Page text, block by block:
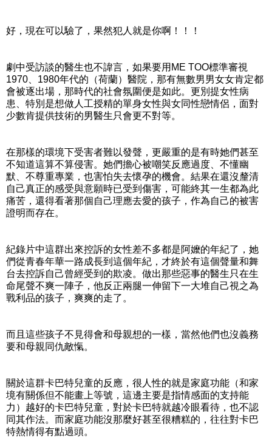
好，現在可以驗了，果然犯人就是你啊！！！
劇中受訪談的醫生也不諱言，如果要用ME TOO標準審視
1970、1980年代的（荷蘭）醫院，那有無數男男女女肯定都
會被逐出場，那時代的社會氛圍便是如此。更別提女性病
患、特別是想做人工授精的單身女性與女同性戀情侶，面對
少數肯提供技術的男醫生只會更不對等。
在那樣的環境下受害者難以發聲，更嚴重的是有時她們甚至
不知道這算不算侵害。她們擔心被嘲笑反應過度、不懂幽
默、不尊重專業，也害怕失去懷孕的機會。結果在還沒釐清
自己真正的感受與意願時已受到傷害，可能終其一生都為此
痛苦，還得看著那個自己理應去愛的孩子，作為自己的被害
證明而存在。
紀錄片中這群出來控訴的女性差不多都是阿嬤的年紀了，她
們從青春年華一路成長到這個年紀，才終於有這個聲量和舞
台去控訴自己曾經受到的欺凌。做出那些惡事的醫生只在生
命尾聲不爽一陣子，他反正兩腿一伸留下一大堆自己視之為
戰利品的孩子，爽爽的走了。
而且這些孩子不見得會和母親想的一樣，當然他們也沒義務
要和母親同仇敵愾。
關於這群卡巴特兒童的反應，很人性的就是家庭功能（和家
境有關係但不能畫上等號，這邊主要是指情感面的支持能
力）越好的卡巴特兒童，對於卡巴特就越冷眼看待，也不認
同其作法。而家庭功能沒那麼好甚至很糟糕的，往往對卡巴
特熱情得有點過頭。